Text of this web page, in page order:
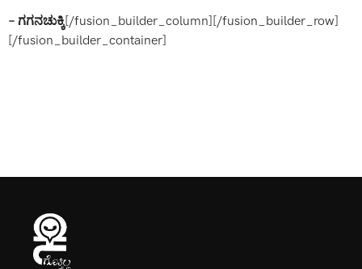
– ಗಗನಚುಕ್ಕಿ[/fusion_builder_column][/fusion_builder_row]
[/fusion_builder_container]